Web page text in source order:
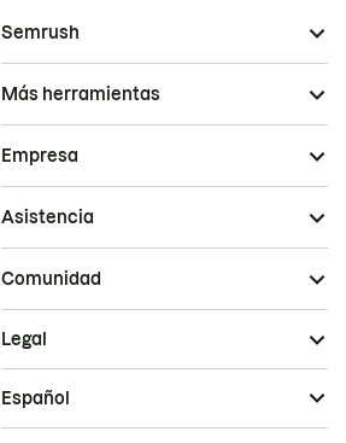
Semrush
Más herramientas
Empresa
Asistencia
Comunidad
Legal
Español